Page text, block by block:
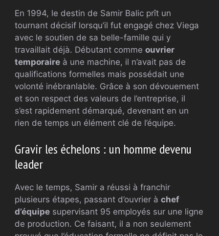
En 1994, le destin de Samir Balic prît un
tournant décisif lorsqu’il fut engagé chez Viega
avec le soutien de sa belle-famille qui y
travaillait déjà. Débutant comme ouvrier
temporaire à une machine, il n’avait pas de
qualifications formelles mais possédait une
volonté inébranlable. Grâce à son dévouement
et son respect des valeurs de l’entreprise, il
s’est rapidement démarqué, devenant en un
rien de temps un élément clé de l’équipe.
Gravir les échelons : un homme devenu
leader
Avec le temps, Samir a réussi à franchir
plusieurs étapes, passant d’ouvrier à chef
d’équipe supervisant 95 employés sur une ligne
de production. Ce faisant, il a non seulement